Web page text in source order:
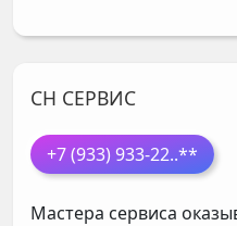
СН СЕРВИС
+7 (933) 933-22..**
Мастера сервиса